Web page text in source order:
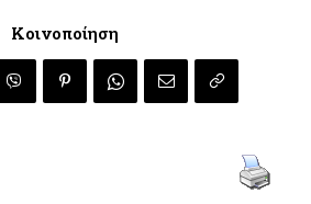
Κοινοποίηση